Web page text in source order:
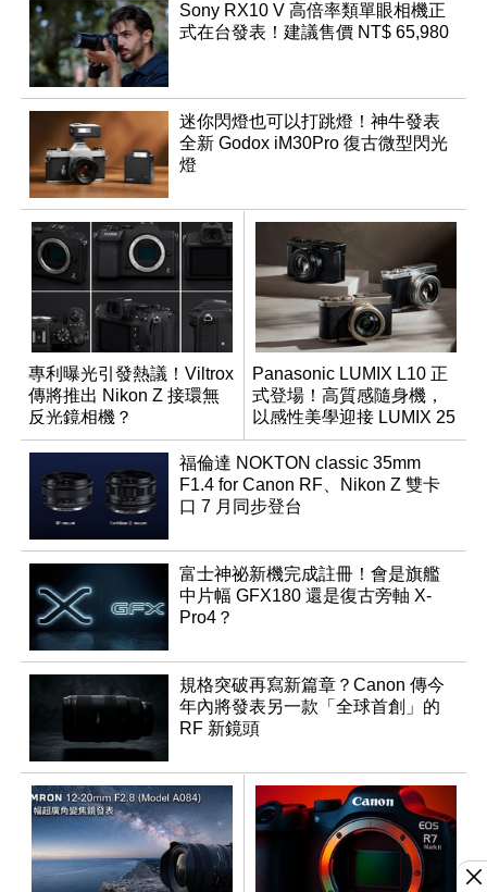
Sony RX10 V 高倍率類單眼相機正
式在台發表！建議售價 NT$ 65,980
迷你閃燈也可以打跳燈！神牛發表
全新 Godox iM30Pro 復古微型閃光
燈
專利曝光引發熱議！Viltrox
傳將推出 Nikon Z 接環無
反光鏡相機？
Panasonic LUMIX L10 正
式登場！高質感隨身機，
以感性美學迎接 LUMIX 25
週年
福倫達 NOKTON classic 35mm
F1.4 for Canon RF、Nikon Z 雙卡
口 7 月同步登台
富士神祕新機完成註冊！會是旗艦
中片幅 GFX180 還是復古旁軸 X-
Pro4？
規格突破再寫新篇章？Canon 傳今
年內將發表另一款「全球首創」的
RF 新鏡頭